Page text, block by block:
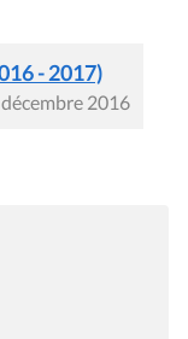
- 2017)
2016